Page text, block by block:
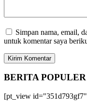
Simpan nama, email,
untuk komentar saya
BERITAPOPULER
[pt_view